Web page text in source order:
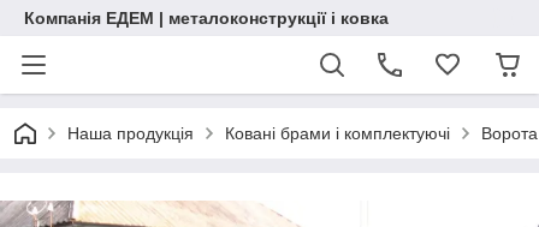
Компанія ЕДЕМ | металоконструкції і ковка
Наша продукція Ковані брами і комплектуючі